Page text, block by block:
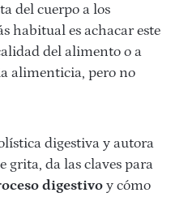
del cuerpo a los
habitual es achacar este
del alimento o a
alimenticia, pero no
digestiva y autora
grita, da las claves para
digestivo y cómo